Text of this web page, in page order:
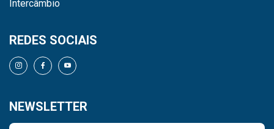
Intercâmbio
REDES SOCIAIS
NEWSLETTER